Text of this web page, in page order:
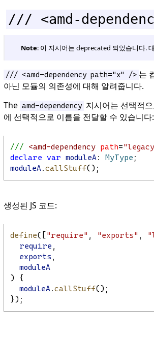
/// <amd-
Note: 이 지시어는 deprecated 되었습니다.
/// <amd-dependency path="x" /> 는
아닌 모듈의 의존성에 대해 알려줍니다.
The amd-dependency 지시어는 선택적
에 선택적으로 이름을 전달할 수 있습니다:
/// <amd-dependency path=
declare var moduleA: MyType ;
moduleA.callStuff();
생성된 JS 코드:
define([ "require" , "exports" ,
require ,
exports ,
moduleA
) {
moduleA.callStuff();
});